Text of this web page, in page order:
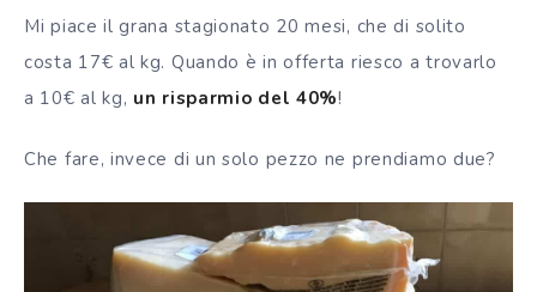
Mi piace il grana stagionato 20 mesi, che di solito
costa 17€ al kg. Quando è in offerta riesco a trovarlo
a 10€ al kg, un risparmio del 40%!
Che fare, invece di un solo pezzo ne prendiamo due?